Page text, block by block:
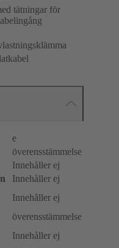
tätningar för
e
överensstämmelse
Innehåller ej
Innehåller ej
Innehåller ej
överensstämmelse
Innehåller ej